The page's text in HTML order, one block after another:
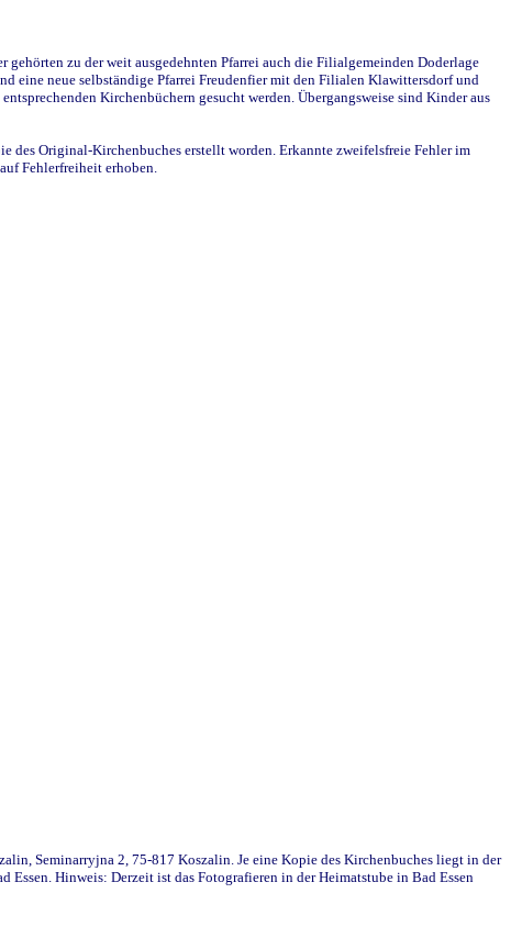
zu der weit ausgedehnten Pfarrei auch die Filialgemeinden Doderlage
eine neue selbständige Pfarrei Freudenfier mit den Filialen Klawittersdorf und
Kirchenbüchern gesucht werden. Übergangsweise sind Kinder aus
Original-Kirchenbuches erstellt worden. Erkannte zweifelsfreie Fehler im
Fehlerfreiheit erhoben.
Seminarryjna 2, 75-817 Koszalin. Je eine Kopie des Kirchenbuches liegt in der
Hinweis: Derzeit ist das Fotografieren in der Heimatstube in Bad Essen